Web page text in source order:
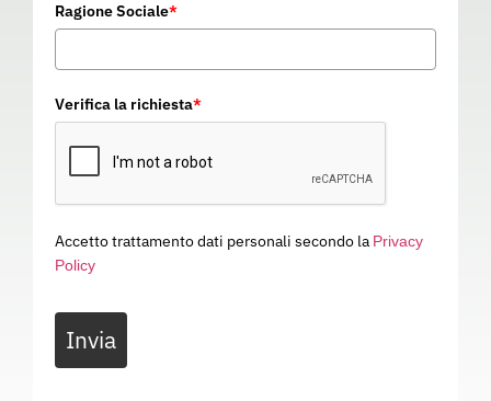
Ragione Sociale*
Verifica la richiesta*
Accetto trattamento dati personali secondo la Privacy
Policy
Invia